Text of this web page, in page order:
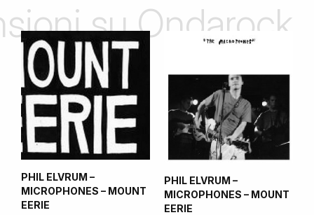
su Ondarock
PHIL ELVRUM –
MICROPHONES – MOUNT
EERIE
PHIL ELVRUM –
MICROPHONES – MOUNT
EERIE